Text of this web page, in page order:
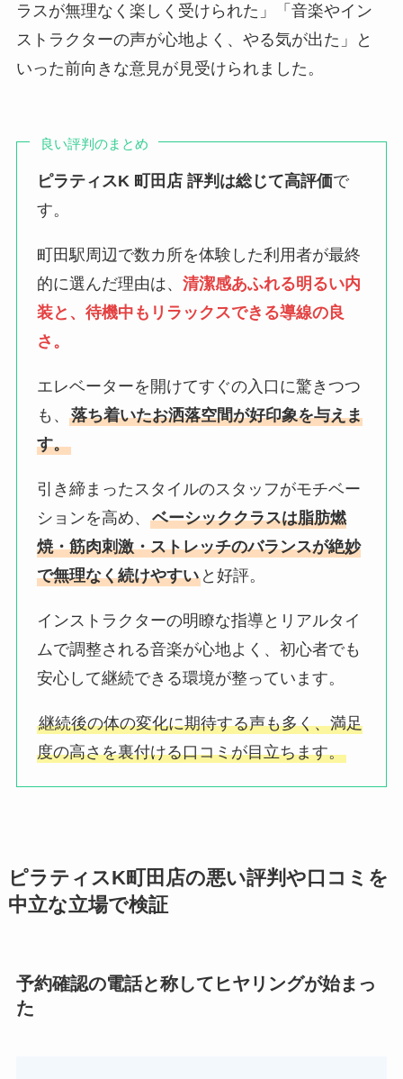
ラスが無理なく楽しく受けられた」「音楽やイン
ストラクターの声が心地よく、やる気が出た」と
いった前向きな意見が見受けられました。
良い評判のまとめ
ピラティスK 町田店 評判は総じて高評価で
す。
町田駅周辺で数カ所を体験した利用者が最終
的に選んだ理由は、清潔感あふれる明るい内
装と、待機中もリラックスできる導線の良
さ。
エレベーターを開けてすぐの入口に驚きつつ
も、落ち着いたお洒落空間が好印象を与えま
す。
引き締まったスタイルのスタッフがモチベー
ションを高め、ベーシッククラスは脂肪燃
焼・筋肉刺激・ストレッチのバランスが絶妙
で無理なく続けやすい と好評。
インストラクターの明瞭な指導とリアルタイ
ムで調整される音楽が心地よく、初心者でも
安心して継続できる環境が整っています。
継続後の体の変化に期待する声も多く、満足
度の高さを裏付ける口コミが目立ちます。
ピラティスK町田店の悪い評判や口コミを
中立な立場で検証
予約確認の電話と称してヒヤリングが始まっ
た